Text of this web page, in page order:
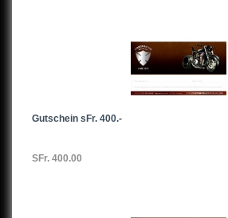
Gutschein sFr. 400.-
SFr. 400.00